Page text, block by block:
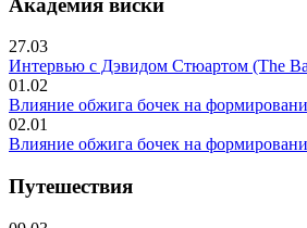
27.03
Интервью с Дэвидом Стюартом (The
01.02
Влияние обжига бочек на
02.01
Влияние обжига бочек на
Путешествия